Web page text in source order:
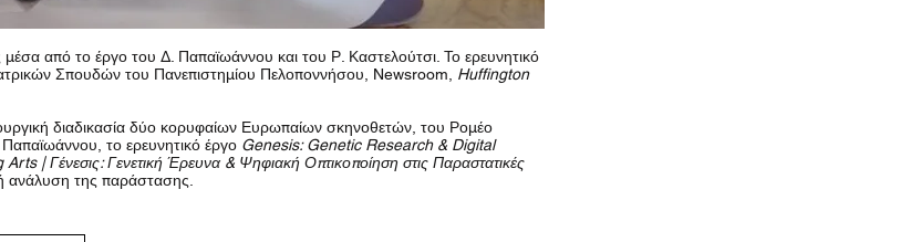
από το έργο του Δ. Παπαϊωάννου και του Ρ. Καστελούτσι. Το ερευνητικό
Σπουδών του Πανεπιστημίου Πελοποννήσου, Newsroom, Huffington
διαδικασία δύο κορυφαίων Ευρωπαίων σκηνοθετών, του Ρομέο
το ερευνητικό έργο Genesis: Genetic Research & Digital
| Γένεσις: Γενετική Έρευνα & Ψηφιακή Οπτικοποίηση στις Παραστατικές
ανάλυση της παράστασης.